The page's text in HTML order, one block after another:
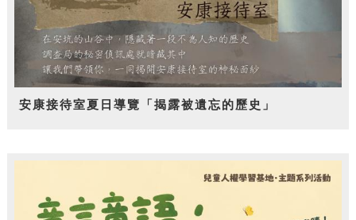
安康接待室夏日導覽「揭露被遺忘的歷史」